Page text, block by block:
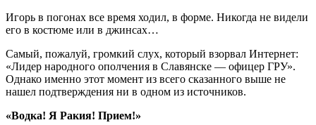
Игорь в погонах все время ходил, в форме. Никогда не видели
его в костюме или в джинсах…
Самый, пожалуй, громкий слух, который взорвал Интернет:
«Лидер народного ополчения в Славянске — офицер ГРУ».
Однако именно этот момент из всего сказанного выше не
нашел подтверждения ни в одном из источников.
«Водка! Я Ракия! Прием!»